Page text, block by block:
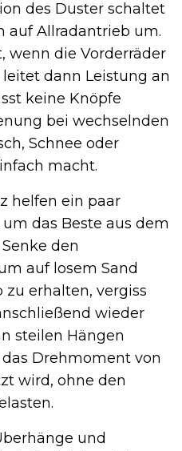
des Duster schaltet
auf Allradantrieb um.
wenn die Vorderräder
dann Leistung an
keine Knöpfe
bei wechselnden
Schnee oder
macht.
helfen ein paar
das Beste aus dem
den
auf losem Sand
erhalten, vergiss
wieder
steilen Hängen
Drehmoment von
wird, ohne den
und